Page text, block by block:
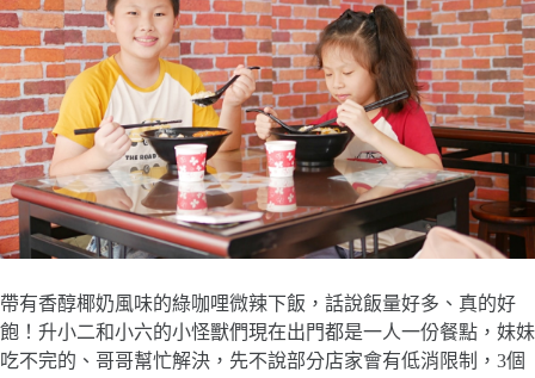
帶有香醇椰奶風味的綠咖哩微辣下飯，話說飯量好多、真的好
飽！升小二和小六的小怪獸們現在出門都是一人一份餐點，妹妹
吃不完的、哥哥幫忙解決，先不說部分店家會有低消限制，3個